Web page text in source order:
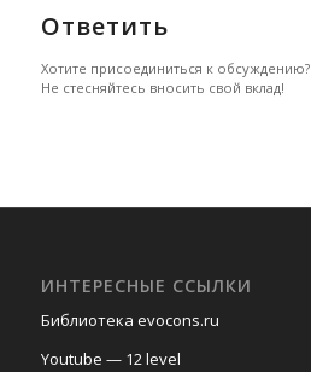
Ответить
Хотите присоединиться к обсуждению?
Не стесняйтесь вносить свой вклад!
ИНТЕРЕСНЫЕ ССЫЛКИ
Библиотека evocons.ru
Youtube — 12 level